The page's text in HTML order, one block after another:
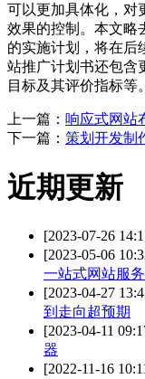
可以更加具体化，对
效果的控制。本文略
的实施计划，将在后
站推广计划书还包含
目标及其评价指标等。
上一篇： 响应式网站
下一篇： 策划开发制
近期更新
[2023-07-26
[2023-05-06
一站式网站服
[2023-04-27
到走向超预期
[2023-04-11
器
[2022-11-16